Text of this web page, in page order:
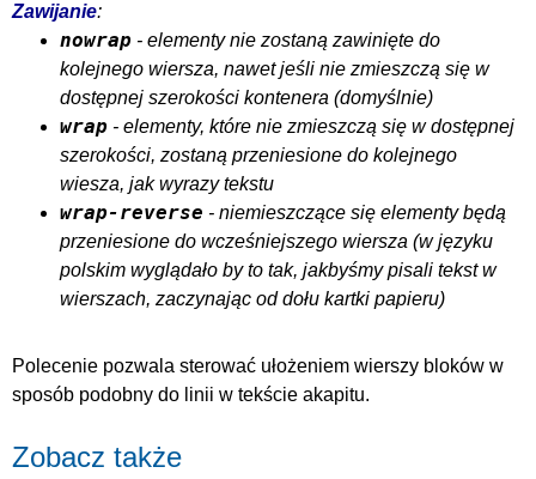
Zawijanie:
nowrap - elementy nie zostaną zawinięte do
kolejnego wiersza, nawet jeśli nie zmieszczą się w
dostępnej szerokości kontenera (domyślnie)
wrap - elementy, które nie zmieszczą się w dostępnej
szerokości, zostaną przeniesione do kolejnego
wiesza, jak wyrazy tekstu
wrap-reverse - niemieszczące się elementy będą
przeniesione do wcześniejszego wiersza (w języku
polskim wyglądało by to tak, jakbyśmy pisali tekst w
wierszach, zaczynając od dołu kartki papieru)
Polecenie pozwala sterować ułożeniem wierszy bloków w
sposób podobny do linii w tekście akapitu.
Zobacz także